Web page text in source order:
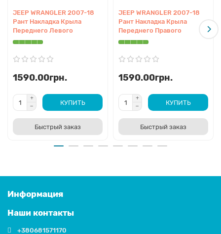
JEEP WRANGLER 2007-18
Рант Накладка Крыла
Переднего Левого
1590.00грн.
КУПИТЬ
Быстрый заказ
JEEP WRANGLER 2007-18
Рант Накладка Крыла
Переднего Правого
1590.00грн.
КУПИТЬ
Быстрый заказ
Информация
Наши контакты
+380681571170